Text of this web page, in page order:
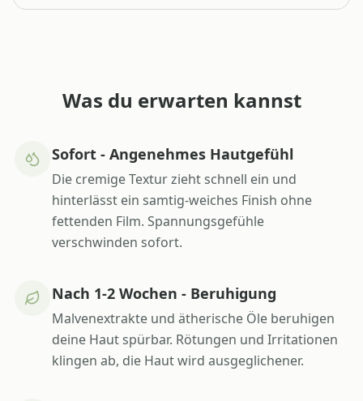
Was du erwarten kannst
Sofort - Angenehmes Hautgefühl
Die cremige Textur zieht schnell ein und
hinterlässt ein samtig-weiches Finish ohne
fettenden Film. Spannungsgefühle
verschwinden sofort.
Nach 1-2 Wochen - Beruhigung
Malvenextrakte und ätherische Öle beruhigen
deine Haut spürbar. Rötungen und Irritationen
klingen ab, die Haut wird ausgeglichener.